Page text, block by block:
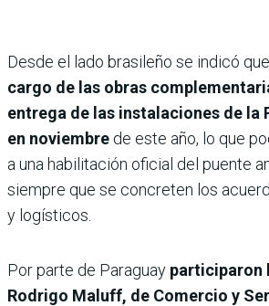
Desde el lado brasileño se indicó que
cargo de las obras
entrega de las instalaciones de la
en noviembre de este año, lo que
a una habilitación oficial del puente
siempre que se concreten los
y logísticos.
Por parte de Paraguay participaron
Rodrigo Maluff, de Comercio y